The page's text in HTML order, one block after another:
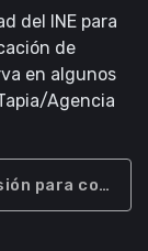
del INE para
de
en algunos
Agencia
para